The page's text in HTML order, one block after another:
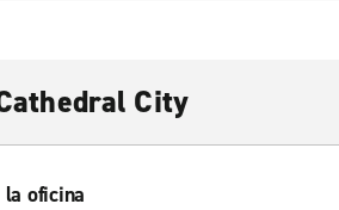
City
oficina